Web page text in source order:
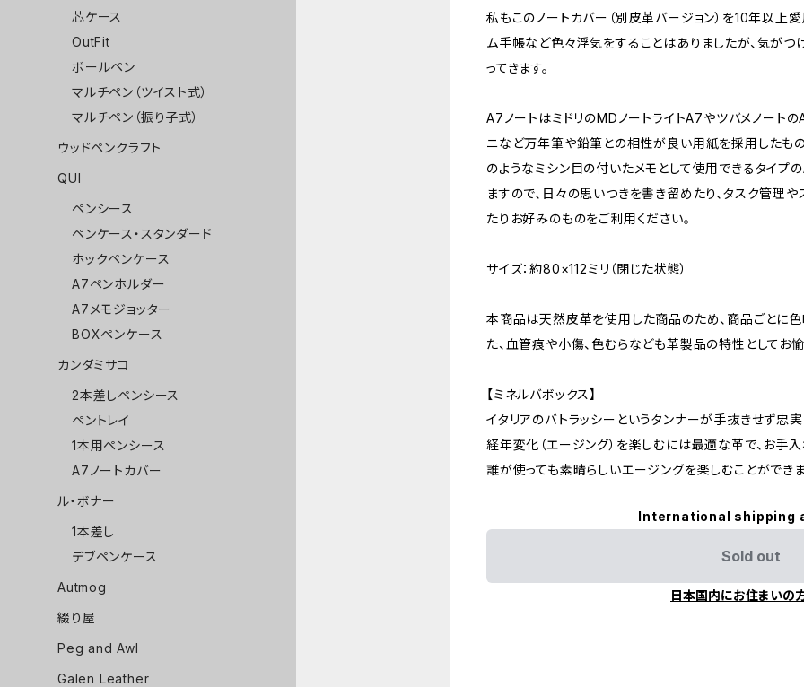
私もこのノートカバー（別皮革バージョン）を10年以上
ム手帳など色々浮気をすることはありましたが、気がつ
ってきます。
A7ノートはミドリのMDノートライトA7やツバメノートの
ニなど万年筆や鉛筆との相性が良い用紙を採用したも
のようなミシン目の付いたメモとして使用できるタイプ
ますので、日々の思いつきを書き留めたり、タスク管理
たりお好みのものをご利用ください。
サイズ：約80×112ミリ（閉じた状態）
本商品は天然皮革を使用した商品のため、商品ごとに
た、血管痕や小傷、色むらなども革製品の特性としてお愉
【ミネルバボックス】
イタリアのバトラッシーというタンナーが手抜きせず忠
経年変化（エージング）を楽しむには最適な革で、お手
誰が使っても素晴らしいエージングを楽しむことができま
International shipping
Sold out
日本国内にお住まいの
芯ケース
OutFit
ボールペン
マルチペン（ツイスト式）
マルチペン（振り子式）
ウッドペンクラフト
QUI
ペンシース
ペンケース・スタンダード
ホックペンケース
A7ペンホルダー
A7メモジョッター
BOXペンケース
カンダミサコ
2本差しペンシース
ペントレイ
1本用ペンシース
A7ノートカバー
ル・ボナー
1本差し
デブペンケース
Autmog
綴り屋
Peg and Awl
Galen Leather